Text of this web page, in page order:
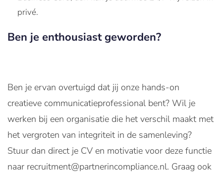
privé.
Ben je enthousiast geworden?
Ben je ervan overtuigd dat jij onze hands-on
creatieve communicatieprofessional bent? Wil je
werken bij een organisatie die het verschil maakt met
het vergroten van integriteit in de samenleving?
Stuur dan direct je CV en motivatie voor deze functie
naar recruitment@partnerincompliance.nl. Graag ook